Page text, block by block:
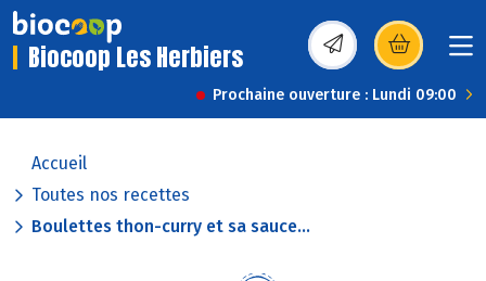
Biocoop Les Herbiers (s’ouvre dans une
Prochaine ouverture : Lundi 09:00
Accueil
Toutes nos recettes
Boulettes thon-curry et sa sauce...